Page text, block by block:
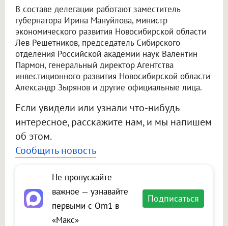
В составе делегации работают заместитель
губернатора Ирина Мануйлова, министр
экономического развития Новосибирской области
Лев Решетников, председатель Сибирского
отделения Российской академии наук Валентин
Пармон, генеральный директор Агентства
инвестиционного развития Новосибирской области
Александр Зырянов и другие официальные лица.
Если увидели или узнали что-нибудь
интересное, расскажите нам, и мы напишем
об этом.
Сообщить новость
Не пропускайте
важное — узнавайте
первыми с Om1 в
«Макс»
Подписаться